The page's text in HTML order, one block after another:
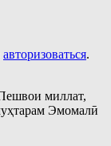
авторизоваться.
миллат,
Эмомалӣ